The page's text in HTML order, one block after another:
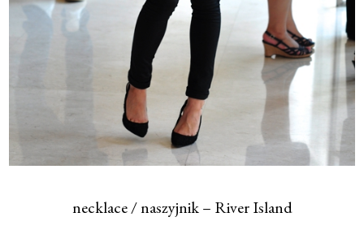
necklace / naszyjnik – River Island